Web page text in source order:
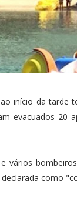
início da tarde
evacuados 20
vários
como